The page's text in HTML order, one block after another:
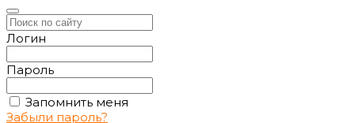
Логин
Пароль
Запомнить меня
Забыли пароль?